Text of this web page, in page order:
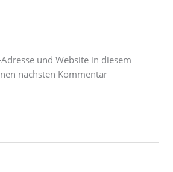
und Website in diesem
nächsten Kommentar